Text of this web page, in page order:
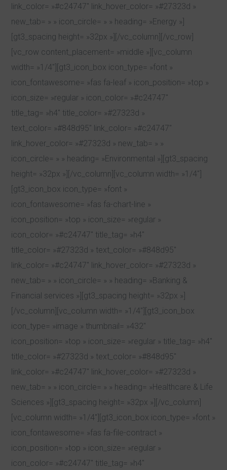
link_color= »#c24747″ link_hover_color= »#27323d »
new_tab= » » icon_circle= » » heading= »Energy »]
[gt3_spacing height= »32px »][/vc_column][/vc_row]
[vc_row content_placement= »middle »][vc_column
width= »1/4″][gt3_icon_box icon_type= »font »
icon_fontawesome= »fas fa-leaf » icon_position= »top »
icon_size= »regular » icon_color= »#c24747″
title_tag= »h4″ title_color= »#27323d »
text_color= »#848d95″ link_color= »#c24747″
link_hover_color= »#27323d » new_tab= » »
icon_circle= » » heading= »Environmental »][gt3_spacing
height= »32px »][/vc_column][vc_column width= »1/4″]
[gt3_icon_box icon_type= »font »
icon_fontawesome= »fas fa-chart-line »
icon_position= »top » icon_size= »regular »
icon_color= »#c24747″ title_tag= »h4″
title_color= »#27323d » text_color= »#848d95″
link_color= »#c24747″ link_hover_color= »#27323d »
new_tab= » » icon_circle= » » heading= »Banking &
Financial services »][gt3_spacing height= »32px »]
[/vc_column][vc_column width= »1/4″][gt3_icon_box
icon_type= »image » thumbnail= »432″
icon_position= »top » icon_size= »regular » title_tag= »h4″
title_color= »#27323d » text_color= »#848d95″
link_color= »#c24747″ link_hover_color= »#27323d »
new_tab= » » icon_circle= » » heading= »Healthcare & Life
Sciences »][gt3_spacing height= »32px »][/vc_column]
[vc_column width= »1/4″][gt3_icon_box icon_type= »font »
icon_fontawesome= »fas fa-file-contract »
icon_position= »top » icon_size= »regular »
icon_color= »#c24747″ title_tag= »h4″